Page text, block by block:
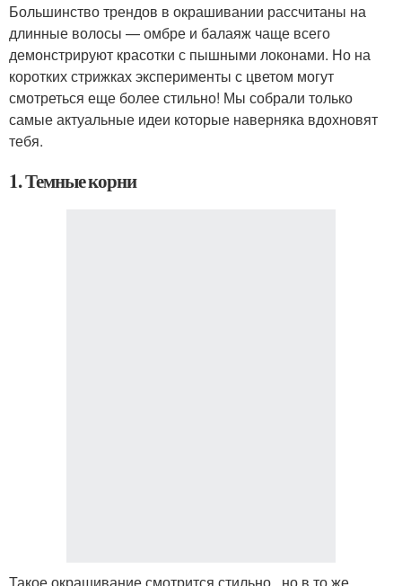
Большинство трендов в окрашивании рассчитаны на
длинные волосы — омбре и балаяж чаще всего
демонстрируют красотки с пышными локонами. Но на
коротких стрижках эксперименты с цветом могут
смотреться еще более стильно! Мы собрали только
самые актуальные идеи которые наверняка вдохновят
тебя.
1. Темные корни